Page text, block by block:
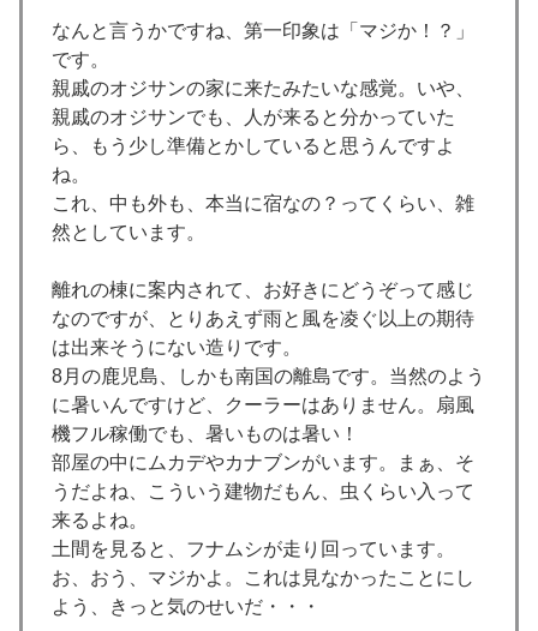
なんと言うかですね、第一印象は「マジか！？」
です。
親戚のオジサンの家に来たみたいな感覚。いや、
親戚のオジサンでも、人が来ると分かっていた
ら、もう少し準備とかしていると思うんですよ
ね。
これ、中も外も、本当に宿なの？ってくらい、雑
然としています。
離れの棟に案内されて、お好きにどうぞって感じ
なのですが、とりあえず雨と風を凌ぐ以上の期待
は出来そうにない造りです。
8月の鹿児島、しかも南国の離島です。当然のよう
に暑いんですけど、クーラーはありません。扇風
機フル稼働でも、暑いものは暑い！
部屋の中にムカデやカナブンがいます。まぁ、そ
うだよね、こういう建物だもん、虫くらい入って
来るよね。
土間を見ると、フナムシが走り回っています。
お、おう、マジかよ。これは見なかったことにし
よう、きっと気のせいだ・・・